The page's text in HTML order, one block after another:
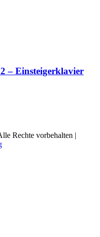
– Einsteigerklavier
Rechte vorbehalten |